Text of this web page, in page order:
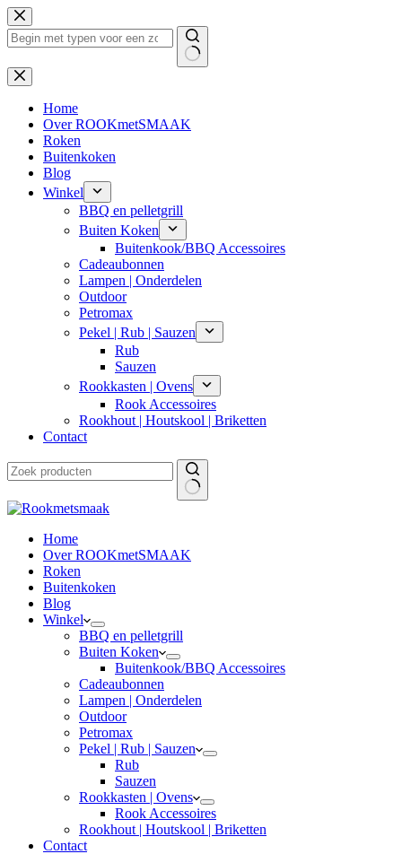
Ga
naar
de
Geen
resultaten
Home
Over ROOKmetSMAAK
Roken
Buitenkoken
Blog
Winkel
BBQ en pelletgrill
Buiten Koken
Buitenkook/BBQ Accessoires
Cadeaubonnen
Lampen | Onderdelen
Outdoor
Petromax
Pekel | Rub | Sauzen
Rub
Sauzen
Rookkasten | Ovens
Rook Accessoires
Rookhout | Houtskool | Briketten
Contact
Home
Over ROOKmetSMAAK
Roken
Buitenkoken
Blog
Winkel
BBQ en pelletgrill
Buiten Koken
Buitenkook/BBQ Accessoires
Cadeaubonnen
Lampen | Onderdelen
Outdoor
Petromax
Pekel | Rub | Sauzen
Rub
Sauzen
Rookkasten | Ovens
Rook Accessoires
Rookhout | Houtskool | Briketten
Contact